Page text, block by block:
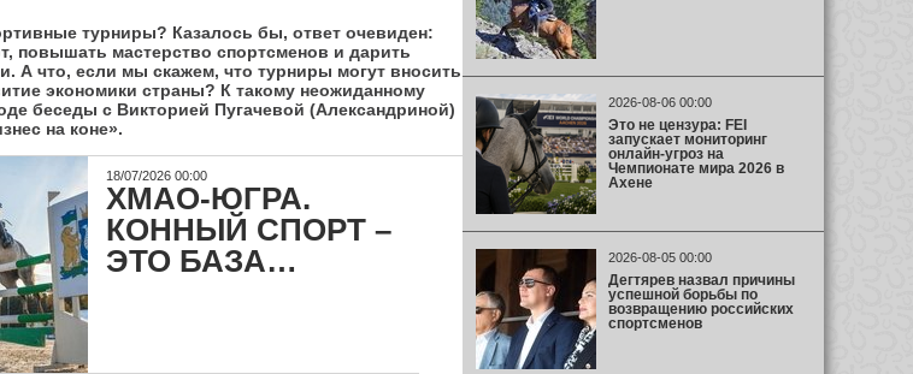
турниры? Казалось бы, ответ очевиден:
повышать мастерство спортсменов и дарить
А что, если мы скажем, что турниры могут вносить
экономики страны? К такому неожиданному
беседы с Викторией Пугачевой (Александриной)
на коне».
18/07/2026 00:00
ХМАО-ЮГРА.
КОННЫЙ СПОРТ –
ЭТО БАЗА…
2026-08-06 00:00
Это не цензура: FEI
запускает мониторинг
онлайн-угроз на
Чемпионате мира 2026 в
Ахене
2026-08-05 00:00
Дегтярев назвал причины
успешной борьбы по
возвращению российских
спортсменов